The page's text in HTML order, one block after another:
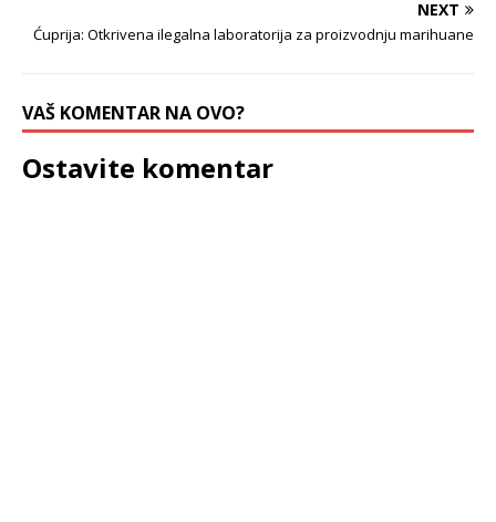
NEXT
Ćuprija: Otkrivena ilegalna laboratorija za proizvodnju marihuane
VAŠ KOMENTAR NA OVO?
Ostavite komentar